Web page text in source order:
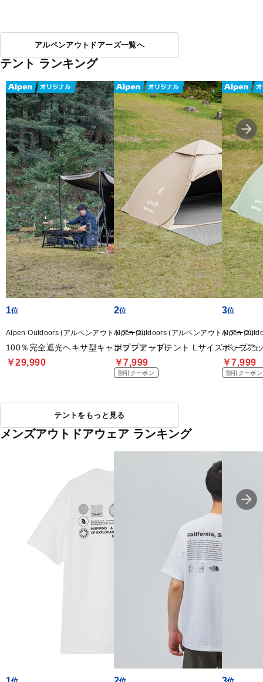
アルペンアウトドアーズ一覧へ
テント ランキング
1
Alpen Outdoors (アルペンアウトドアーズ)
100％完全遮光ヘキサ型キャンプシェードL
￥29,990
2
Alpen Outdoors (アルペンアウトドアーズ)
ポップアップテント Lサイズ ベージュ
￥7,999
割引クーポン
3
Alpen
ポップア
￥7,999
割引クーポン
テントをもっと見る
メンズアウトドアウェア ランキング